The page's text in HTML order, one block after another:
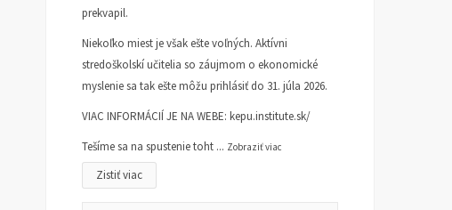
prekvapil.
Niekoľko miest je však ešte voľných. Aktívni
stredoškolskí učitelia so záujmom o ekonomické
myslenie sa tak ešte môžu prihlásiť do 31. júla 2026.
VIAC INFORMÁCIÍ JE NA WEBE: kepu.institute.sk/
Tešíme sa na spustenie toht ... Zobraziť viac
Zistiť viac